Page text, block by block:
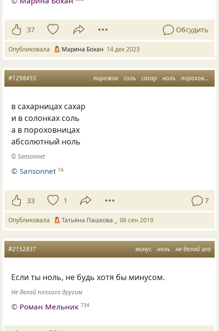
37 Обсудить
Опубликовала Марина Бохан 14 дек 2023
пирожок соль сахар ноль пороховницы
#1298455
в сахарницах сахар
и в солонках соль
а в пороховницах
абсолютный ноль
© Sansonnet
©Sansonnet 74
33 1 7
Опубликовала Татьяна Пашкова _ 06 сен 2019
минус ноль не делай зла
#2152837
Если ты ноль, не будь хотя бы минусом.
Не делай плохого другим
© Роман Мельник 734